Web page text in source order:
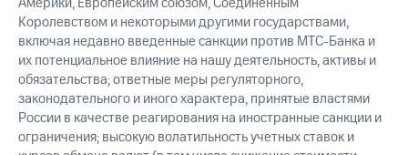
Королевством и некоторыми другими государствами,
включая недавно введенные санкции против МТС-Банка и
их потенциальное влияние на нашу деятельность, активы и
обязательства; ответные меры регуляторного,
законодательного и иного характера, принятые властями
России в качестве реагирования на иностранные санкции и
ограничения; высокую волатильность учетных ставок и